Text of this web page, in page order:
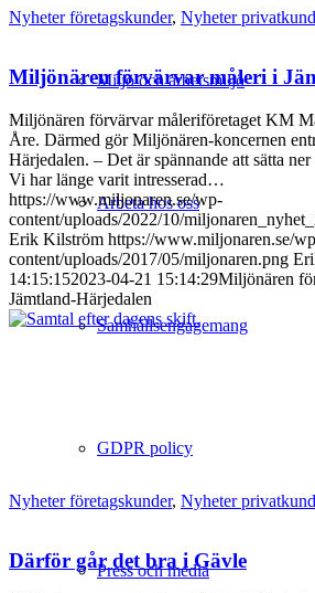
Miljö och arbetsmiljö
Arbeta hos oss
Samhällsengagemang
GDPR policy
Press och media
Nyheter företagskunder, Nyheter
Miljönären förvärvar måleri i
Miljönären förvärvar måleriföretaget KM
Åre. Därmed gör Miljönären-koncernen
Härjedalen. – Det är spännande att sätta
Vi har länge varit intresserad…
https://www.miljonaren.se/wp-
content/uploads/2022/10/
Erik Kilström https://www.miljonaren.se/
content/uploads/2017/05/miljonaren.png
14:15:152023-04-21 15:14:29Miljönären
Jämtland-Härjedalen
Nyheter företagskunder, Nyheter
Därför går det bra i Gävle